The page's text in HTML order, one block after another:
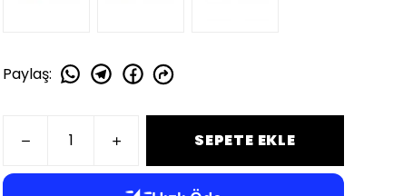
Paylaş:
SEPETE EKLE